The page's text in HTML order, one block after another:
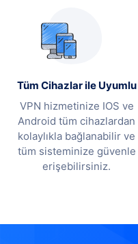
Tüm Cihazlar ile Uyumlu
VPN hizmetinize IOS ve
Android tüm cihazlardan
kolaylıkla bağlanabilir ve
tüm sisteminize güvenle
erişebilirsiniz.